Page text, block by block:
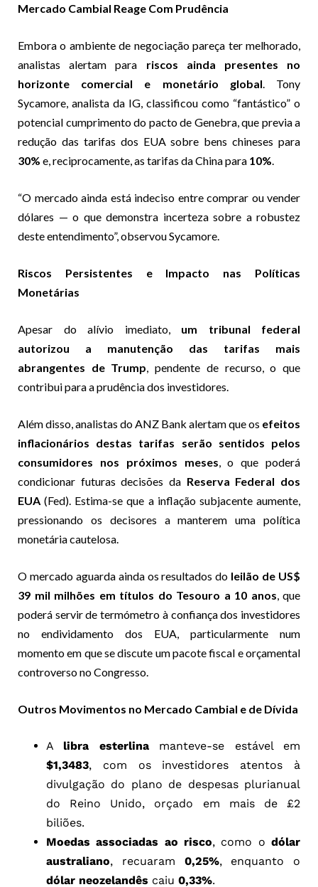
Mercado Cambial Reage Com Prudência
Embora o ambiente de negociação pareça ter melhorado,
analistas alertam para riscos ainda presentes no
horizonte comercial e monetário global. Tony
Sycamore, analista da IG, classificou como “fantástico” o
potencial cumprimento do pacto de Genebra, que previa a
redução das tarifas dos EUA sobre bens chineses para
30% e, reciprocamente, as tarifas da China para 10%.
“O mercado ainda está indeciso entre comprar ou vender
dólares — o que demonstra incerteza sobre a robustez
deste entendimento”, observou Sycamore.
Riscos Persistentes e Impacto nas Políticas
Monetárias
Apesar do alívio imediato, um tribunal federal
autorizou a manutenção das tarifas mais
abrangentes de Trump, pendente de recurso, o que
contribui para a prudência dos investidores.
Além disso, analistas do ANZ Bank alertam que os efeitos
inflacionários destas tarifas serão sentidos pelos
consumidores nos próximos meses, o que poderá
condicionar futuras decisões da Reserva Federal dos
EUA (Fed). Estima-se que a inflação subjacente aumente,
pressionando os decisores a manterem uma política
monetária cautelosa.
O mercado aguarda ainda os resultados do leilão de US$
39 mil milhões em títulos do Tesouro a 10 anos, que
poderá servir de termómetro à confiança dos investidores
no endividamento dos EUA, particularmente num
momento em que se discute um pacote fiscal e orçamental
controverso no Congresso.
Outros Movimentos no Mercado Cambial e de Dívida
A libra esterlinamanteve-se estável em
$1,3483, com os investidores atentos à
divulgação do plano de despesas plurianual
do Reino Unido, orçado em mais de £2
biliões.
Moedas associadas ao risco, como o dólar
australiano, recuaram 0,25%, enquanto o
dólar neozelandês caiu 0,33%.